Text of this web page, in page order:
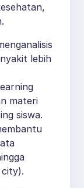
lebih
materi
siswa.